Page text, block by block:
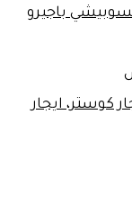
باجيرو
33 ايجار اتوبيس 28، إيجار كوستر، ايجار